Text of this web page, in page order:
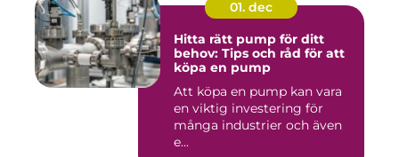
01. dec
Hitta rätt pump för ditt
behov: Tips och råd för att
köpa en pump
Att köpa en pump kan vara
en viktig investering för
många industrier och även
e...